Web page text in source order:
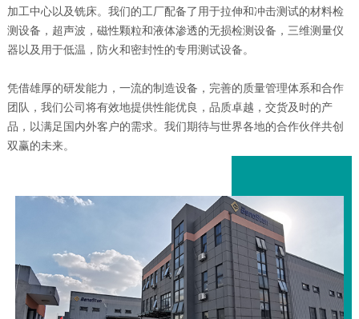
加工中心以及铣床。我们的工厂配备了用于拉伸和冲击测试的材料检
测设备，超声波，磁性颗粒和液体渗透的无损检测设备，三维测量仪
器以及用于低温，防火和密封性的专用测试设备。
凭借雄厚的研发能力，一流的制造设备，完善的质量管理体系和合作
团队，我们公司将有效地提供性能优良，品质卓越，交货及时的产
品，以满足国内外客户的需求。我们期待与世界各地的合作伙伴共创
双赢的未来。